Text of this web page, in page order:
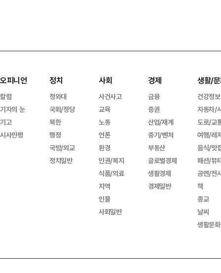
오피니언
칼럼
기자의 눈
기고
시사만평
정치
청와대
국회/정당
북한
행정
국방/외교
정치일반
사회
사건사고
교육
노동
언론
환경
인권/복지
식품/의료
지역
인물
사회일반
경제
금융
증권
산업/재계
중기/벤처
부동산
글로벌경제
생활경제
경제일반
생활/
건강정보
자동차/
도로/교
여행/레
음식/맛
패션/뷰
공연/전
책
종교
날씨
생활문